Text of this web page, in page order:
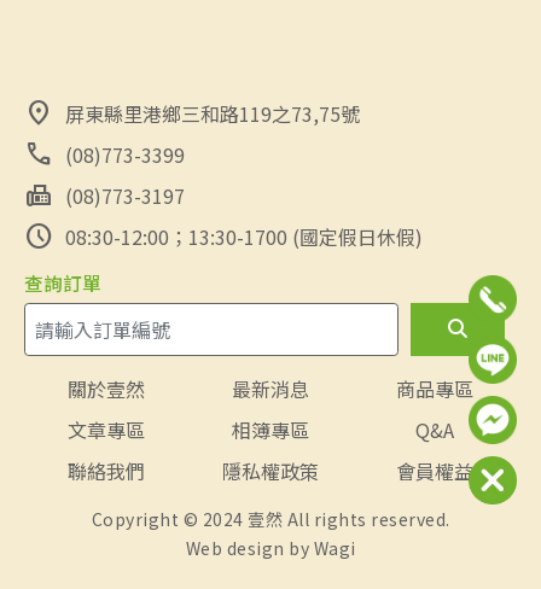
location_on 屏東縣里港鄉三和路119之73,75號
call (08)773-3399
fax (08)773-3197
schedule 08:30-12:00；13:30-1700 (國定假日休假)
查詢訂單
關於壹然 最新消息
商品專區
文章專區
相簿專區
Q&A
聯絡我們
隱私權政策 會員權益
Copyright © 2024 壹然 All rights reserved.
Web design by Wagi